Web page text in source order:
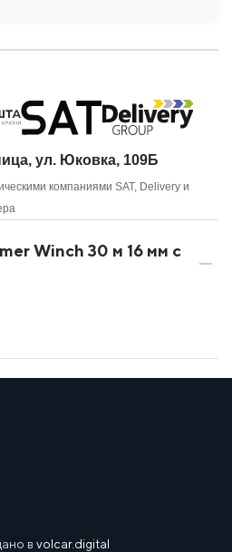
ул. Юковка, 109Б
компаниями SAT, Delivery и
Winch 30 м 16 мм с
в volcar.digital